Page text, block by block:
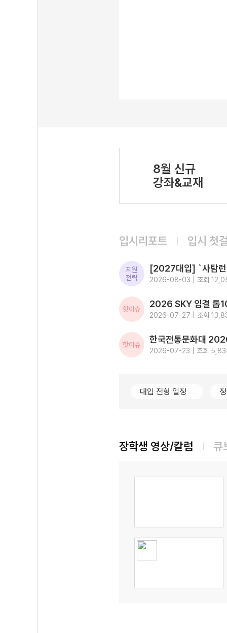
8월 신규
강좌&교재
입시리포트 입시 첫
지원
전략
2026-08-03 | 조회
핫이슈
2026-07-27 | 조회
핫이슈
2026-07-23 | 조회
대입 전형 일정
장학생 영상/칼럼 큐